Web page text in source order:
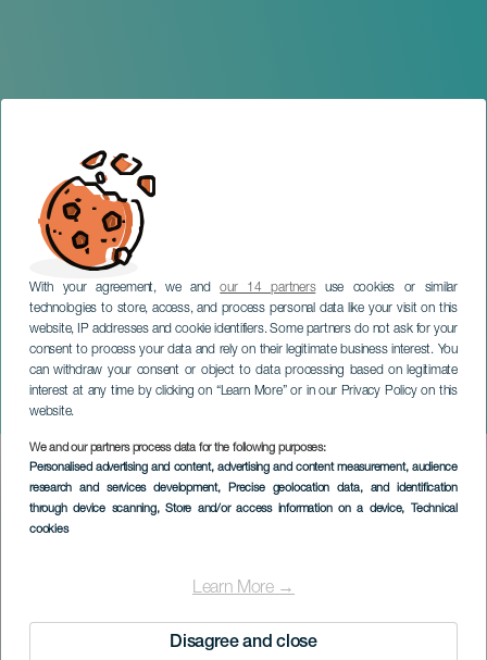
With your agreement, we andour 14 partnersuse cookies or similar
technologies to store, access, and process personal data like your visit on this
website, IP addresses and cookie identifiers. Some partners do not ask for your
consent to process your data and rely on their legitimate business interest. You
can withdraw your consent or object to data processing based on legitimate
interest at any time by clicking on “Learn More” or in our Privacy Policy on this
website.
We and our partners process data for the following purposes:
Personalised advertising and content, advertising and content measurement, audience
research and services development, Precise geolocation data, and identification
through device scanning, Store and/or access information on a device, Technical
cookies
Learn More →
Disagree and close
Territorium och festival
TENERIFE
Imagen
Listado